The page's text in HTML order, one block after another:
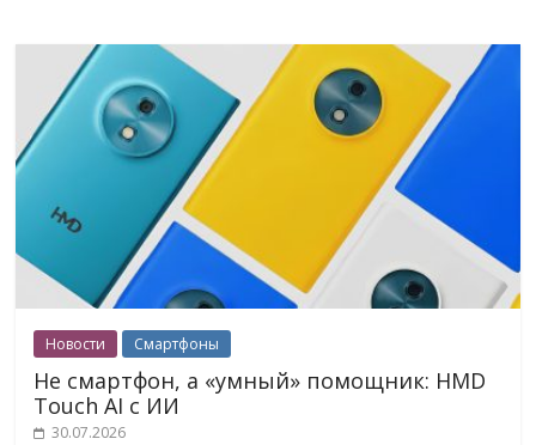
Новости Смартфоны
Не смартфон, а «умный» помощник: HMD
Touch AI с ИИ
30.07.2026